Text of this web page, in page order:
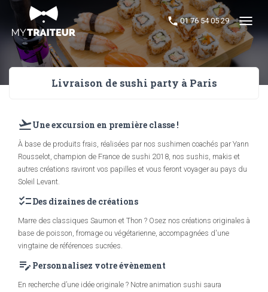
01 76 54 05 29 Menu
Livraison de sushi party à Paris
flight_takeoffUne excursion en première classe !
À base de produits frais, réalisées par nos sushimen coachés par Yann
Rousselot, champion de France de sushi 2018, nos sushis, makis et
autres créations raviront vos papilles et vous feront voyager au pays du
Soleil Levant.
checklistDes dizaines de créations
Marre des classiques Saumon et Thon ? Osez nos créations originales à
base de poisson, fromage ou végétarienne, accompagnées d'une
vingtaine de références sucrées.
edit_note Personnalisez votre évènement
En recherche d’une idée originale ? Notre animation sushi saura